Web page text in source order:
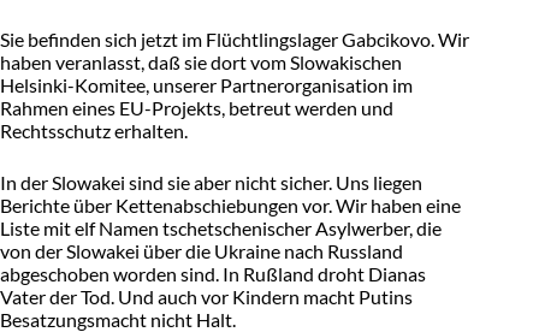
Sie befinden sich jetzt im Flüchtlingslager Gabcikovo. Wir
haben veranlasst, daß sie dort vom Slowakischen
Helsinki-Komitee, unserer Partnerorganisation im
Rahmen eines EU-Projekts, betreut werden und
Rechtsschutz erhalten.
In der Slowakei sind sie aber nicht sicher. Uns liegen
Berichte über Kettenabschiebungen vor. Wir haben eine
Liste mit elf Namen tschetschenischer Asylwerber, die
von der Slowakei über die Ukraine nach Russland
abgeschoben worden sind. In Rußland droht Dianas
Vater der Tod. Und auch vor Kindern macht Putins
Besatzungsmacht nicht Halt.